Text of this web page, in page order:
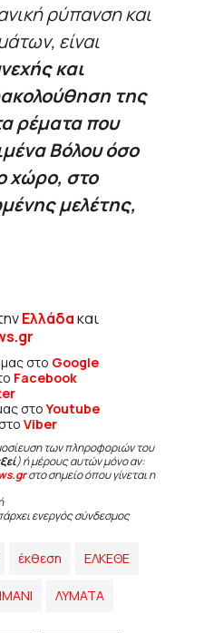
ρύπανση και
είναι
και
της
ρέματα που
Βόλου όσο
χώρο, στο
μελέτης,
Ελλάδακαι
μας στο Google
Facebook
στοYoutube
Viber
των πληροφοριών του
) ή μέρους αυτών μόνο αν:
στο σημείο όπου γίνεται η
ενεργός σύνδεσμος
έκθεση ΕΛΚΕΘΕ
ΛΥΜΑΤΑ